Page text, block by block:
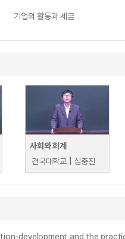
기업의 활동과 세금
사회와 회계
건국대학교 | 심충진
development and the